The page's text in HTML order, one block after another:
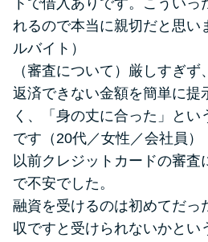
トで借入ありです。こういっ
れるので本当に親切だと思い
ルバイト）
（審査について）厳しすぎ
返済できない金額を簡単に提
く、「身の丈に合った」とい
です（20代／女性／会社員）
以前クレジットカードの審査
で不安でした。
融資を受けるのは初めてだっ
収ですと受けられないかとい